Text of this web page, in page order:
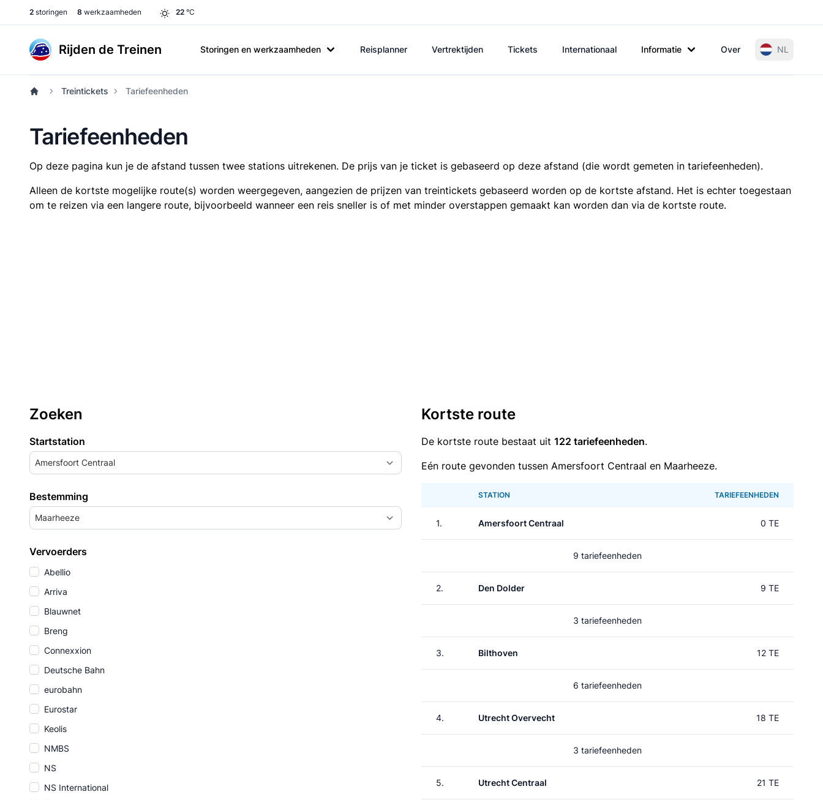
2 storingen 8 werkzaamheden 22 °C
Rijden de Treinen Storingen en werkzaamheden Reisplanner Vertrektijden Tickets Internationaal Informatie Over NL
Treintickets Tariefeenheden
Tariefeenheden
Op deze pagina kun je de afstand tussen twee stations uitrekenen. De prijs van je ticket is gebaseerd op deze afstand (die wordt gemeten in tariefeenheden).
Alleen de kortste mogelijke route(s) worden weergegeven, aangezien de prijzen van treintickets gebaseerd worden op de kortste afstand. Het is echter toegestaan
om te reizen via een langere route, bijvoorbeeld wanneer een reis sneller is of met minder overstappen gemaakt kan worden dan via de kortste route.
Zoeken
Startstation
Amersfoort Centraal
Bestemming
Maarheeze
Vervoerders
Abellio
Arriva
Blauwnet
Breng
Connexxion
Deutsche Bahn
eurobahn
Eurostar
Keolis
NMBS
NS
NS International
Kortste route
De kortste route bestaat uit 122 tariefeenheden.
Eén route gevonden tussen Amersfoort Centraal en Maarheeze.
STATION TARIEFEENHEDEN
1. Amersfoort Centraal 0 TE
9 tariefeenheden
2. Den Dolder 9 TE
3 tariefeenheden
3. Bilthoven 12 TE
6 tariefeenheden
4. Utrecht Overvecht 18 TE
3 tariefeenheden
5. Utrecht Centraal 21 TE